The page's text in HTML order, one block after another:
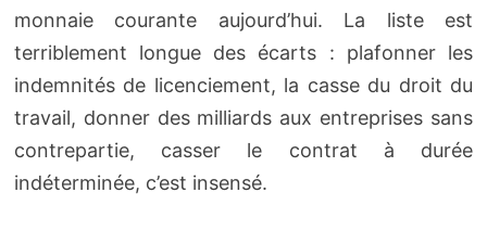
monnaie courante aujourd’hui. La liste est
terriblement longue des écarts : plafonner les
indemnités de licenciement, la casse du droit du
travail, donner des milliards aux entreprises sans
contrepartie, casser le contrat à durée
indéterminée, c’est insensé.